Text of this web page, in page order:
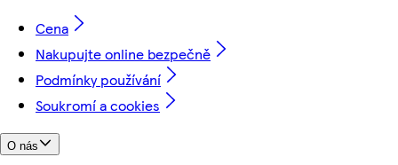
Cena
Nakupujte online bezpečně
Podmínky používání
Soukromí a cookies
O nás